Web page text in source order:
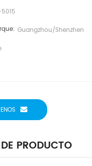
Guangzhou/shenzhen
PRODUCTO